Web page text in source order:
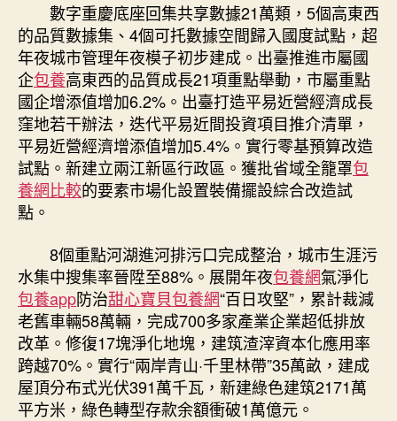
數字重慶底座回集共享數據21萬類，5個高東西
的品質數據集、4個可托數據空間歸入國度試點，超
年夜城市管理年夜模子初步建成。出臺推進市屬國
企包養高東西的品質成長21項重點舉動，市屬重點
國企增添值增加6.2%。出臺打造平易近營經濟成長
窪地若干辦法，迭代平易近間投資項目推介清單，
平易近營經濟增添值增加5.4%。實行零基預算改造
試點。新建立兩江新區行政區。獲批省域全籠罩包
養網比較的要素市場化設置裝備擺設綜合改造試
點。
8個重點河湖進河排污口完成整治，城市生涯污
水集中搜集率晉陞至88%。展開年夜包養網氣淨化
包養app防治甜心寶貝包養網“百日攻堅”，累計裁減
老舊車輛58萬輛，完成700多家產業企業超低排放
改革。修復17塊淨化地塊，建筑渣滓資本化應用率
跨越70%。實行“兩岸青山·千里林帶”35萬畝，建成
屋頂分布式光伏391萬千瓦，新建綠色建筑2171萬
平方米，綠色轉型存款余額衝破1萬億元。